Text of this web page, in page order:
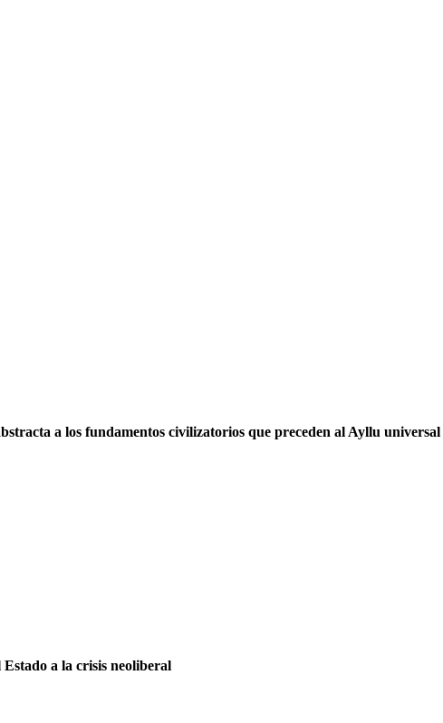
a los fundamentos civilizatorios que preceden al Ayllu universal
a la crisis neoliberal